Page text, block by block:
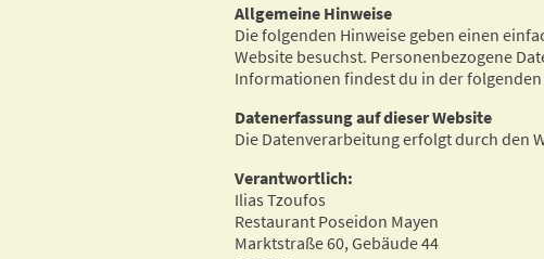
Allgemeine Hinweise
Die folgenden Hinweise geben einen
Website besuchst. Personenbezogene
Informationen findest du in der
Datenerfassung auf dieser Website
Die Datenverarbeitung erfolgt durch den
Verantwortlich:
Ilias Tzoufos
Restaurant Poseidon Mayen
Marktstraße 60, Gebäude 44